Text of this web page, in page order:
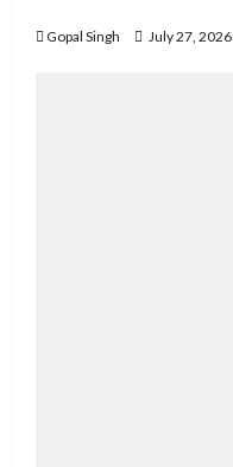
Gopal Singh July 27, 2026